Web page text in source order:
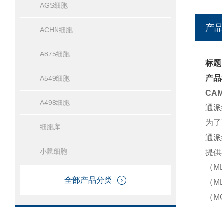
AGS细胞
ACHN细胞
A875细胞
A549细胞
A498细胞
细胞库
小鼠细胞
全部产品分类
产
标
产
通
为
通
提
（
（
（